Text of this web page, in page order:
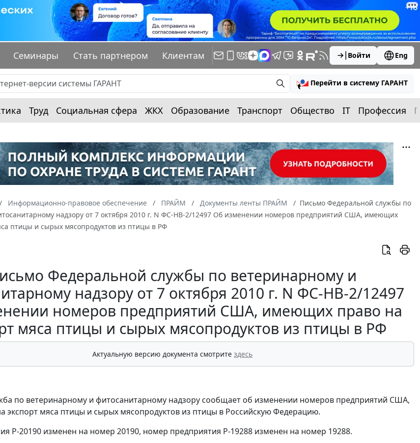
Семинары Стать партнером Клиентам Войти Eng
Перейти в систему ГАРАНТ
Труд Социальная сфера ЖКХ Образование Транспорт Общество IT Профессия
Информационно-правовое обеспечение ПРАЙМ Документы ленты ПРАЙМ
Письмо Федеральной службы по
надзору от 7 октября 2010 г. N ФС-НВ-2/12497 Об изменении номеров предприятий США, имеющих
птицы и сырых мясопродуктов из птицы в РФ
Федеральной службы по ветеринарному и
надзору от 7 октября 2010 г. N ФС-НВ-2/12497
номеров предприятий США, имеющих право на
мяса птицы и сырых мясопродуктов из птицы в РФ
Актуальную версию документа смотрите здесь
по ветеринарному и фитосанитарному надзору сообщает об изменении номеров предприятий США,
экспорт мяса птицы и сырых мясопродуктов из птицы в Российскую Федерацию.
Р-20190 изменен на номер 20190, номер предприятия Р-19288 изменен на номер 19288.